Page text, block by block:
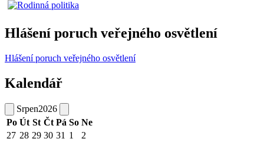
Hlášení poruch veřejného osvětlení
Hlášení poruch veřejného osvětlení
Kalendář
Srpen2026
Po Út St Čt Pá So Ne
27 28 29 30 31 1
2